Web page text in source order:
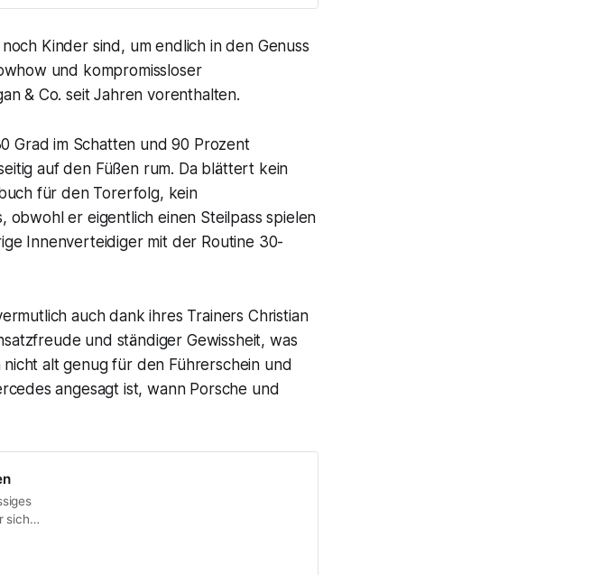
Kinder sind, um endlich in den Genuss
und kompromissloser
& Co. seit Jahren vorenthalten.
Grad im Schatten und 90 Prozent
auf den Füßen rum. Da blättert kein
für den Torerfolg, kein
obwohl er eigentlich einen Steilpass spielen
Innenverteidiger mit der Routine 30-
auch dank ihres Trainers Christian
und ständiger Gewissheit, was
alt genug für den Führerschein und
angesagt ist, wann Porsche und
sich